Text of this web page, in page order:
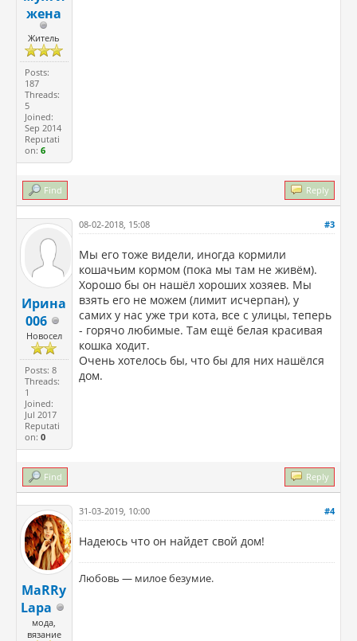
жена
Житель
Posts:
187
Threads:
5
Joined:
Sep 2014
Reputati
on:6
Find Reply
Ирина
006
Новосел
Posts: 8
Threads:
1
Joined:
Jul 2017
Reputati
on:0
#3
08-02-2018, 15:08
Мы его тоже видели, иногда кормили
кошачьим кормом (пока мы там не живём).
Хорошо бы он нашёл хороших хозяев. Мы
взять его не можем (лимит исчерпан), у
самих у нас уже три кота, все с улицы, теперь
- горячо любимые. Там ещё белая красивая
кошка ходит.
Очень хотелось бы, что бы для них нашёлся
дом.
Find Reply
MaRRy
Lapa
мода,
вязание
#4
31-03-2019, 10:00
Надеюсь что он найдет свой дом!
Любовь — милое безумие.